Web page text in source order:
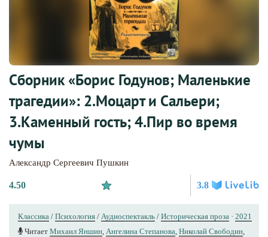
Сборник «Борис Годунов; Маленькие
трагедии»: 2.Моцарт и Сальери;
3.Каменный гость; 4.Пир во время
чумы
Александр Сергеевич Пушкин
4.50 3.8
Классика / Психология / Аудиоспектакль / Историческая проза · 2021
Читает Михаил Яншин, Ангелина Степанова, Николай Свободин,